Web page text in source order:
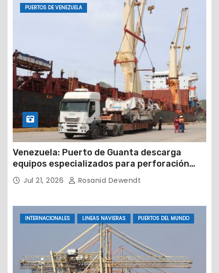
PUERTOS DE VENEZUELA
Venezuela: Puerto de Guanta descarga
equipos especializados para perforación
petrolera
Jul 21, 2026 Rosanid Dewendt
INTERNACIONALES LINEAS NAVIERAS PUERTOS DEL MUNDO